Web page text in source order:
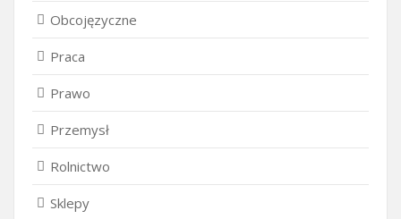
Obcojęzyczne
Praca
Prawo
Przemysł
Rolnictwo
Sklepy